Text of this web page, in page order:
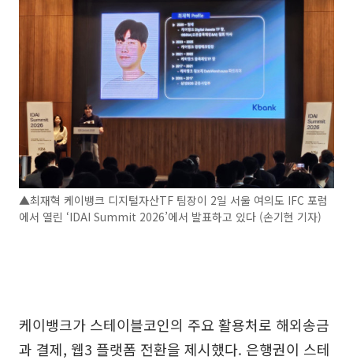
▲최재혁 케이뱅크 디지털자산TF 팀장이 2일 서울 여의도 IFC 포럼
에서 열린 ‘IDAI Summit 2026’에서 발표하고 있다 (손기현 기자)
케이뱅크가 스테이블코인의 주요 활용처로 해외송금
과 결제, 웹3 플랫폼 전환을 제시했다. 은행권이 스테